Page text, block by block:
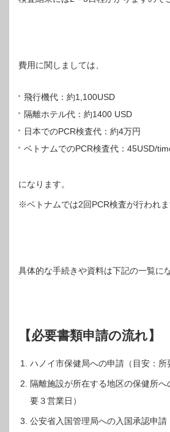
費用に関しましては、
飛行機代：約1,100USD
隔離ホテル代：約1400 USD
日本でのPCR検査代：約4万円
ベトナムでのPCR検査代：45USD/
になります。
※ベトナムでは2回PCR検査が行われま
具体的な手続きや資料は下記の一覧に
【必要書類申請の流れ】
ハノイ市保健局への申請（目安：所
隔離施設が所在する地区の保健所
要３営業日）
公安省入国管理局への入国承認申請